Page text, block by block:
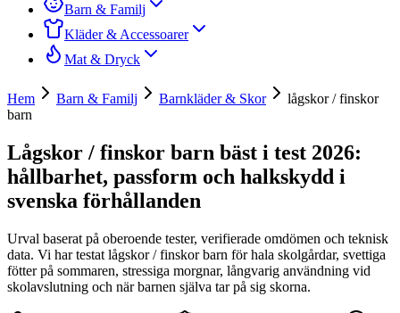
Barn & Familj
Kläder & Accessoarer
Mat & Dryck
Hem Barn & Familj Barnkläder & Skor
lågskor / finskor
barn
Lågskor / finskor barn bäst i test 2026:
hållbarhet, passform och halkskydd i
svenska förhållanden
Urval baserat på oberoende tester, verifierade omdömen och teknisk
data. Vi har testat lågskor / finskor barn för hala skolgårdar, svettiga
fötter på sommaren, stressiga morgnar, långvarig användning vid
skolavslutning och när barnen själva tar på sig skorna.